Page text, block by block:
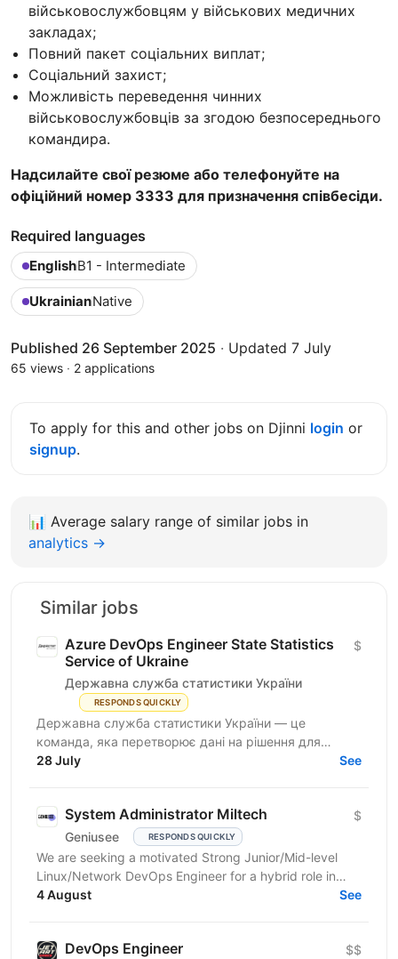
військовослужбовцям у військових медичних
закладах;
Повний пакет соціальних виплат;
Соціальний захист;
Можливість переведення чинних
військовослужбовців за згодою безпосереднього
командира.
Надсилайте свої резюме або телефонуйте на
офіційний номер 3333 для призначення співбесіди.
Required languages
EnglishB1 - Intermediate
UkrainianNative
Published 26 September 2025 · Updated 7 July
65 views · 2 applications
To apply for this and other jobs on Djinni login or
signup.
📊 Average salary range of similar jobs in
analytics →
Similar jobs
Azure DevOps Engineer State Statistics
Service of Ukraine
Державна служба статистики України
RESPONDS QUICKLY
$
Державна служба статистики України — це
команда, яка перетворює дані на рішення для
розвитку країни. Ми перебуваємо у процесі
28 July See
System Administrator Miltech
Geniusee RESPONDS QUICKLY
$
We are seeking a motivated Strong Junior/Mid-level
Linux/Network DevOps Engineer for a hybrid role in
Kyiv. The project is in the MilTech domain (closed...
4 August See
DevOps Engineer $$